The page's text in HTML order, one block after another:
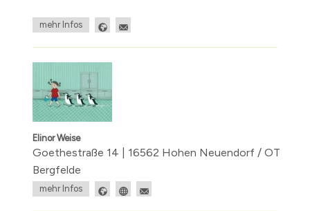
mehr Infos
Elinor Weise
Goethestraße 14 | 16562 Hohen Neuendorf / OT
Bergfelde
mehr Infos